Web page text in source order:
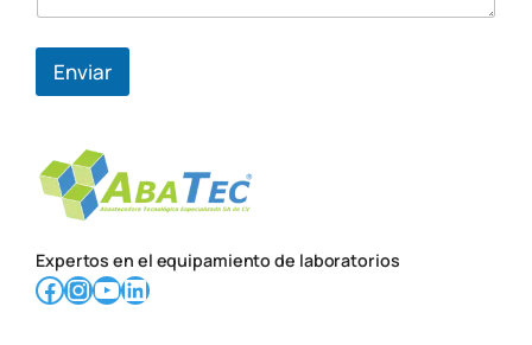
Enviar
Expertos en el equipamiento de laboratorios
Facebook InstagramYouTube LinkedIn